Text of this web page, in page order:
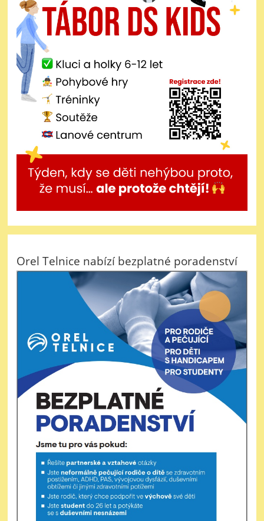
Orel Telnice nabízí bezplatné poradenství